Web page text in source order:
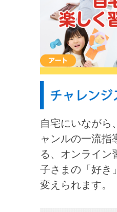
自宅にいながら
ャンルの一流指
る、オンライン
子さまの「好き
変えられます。